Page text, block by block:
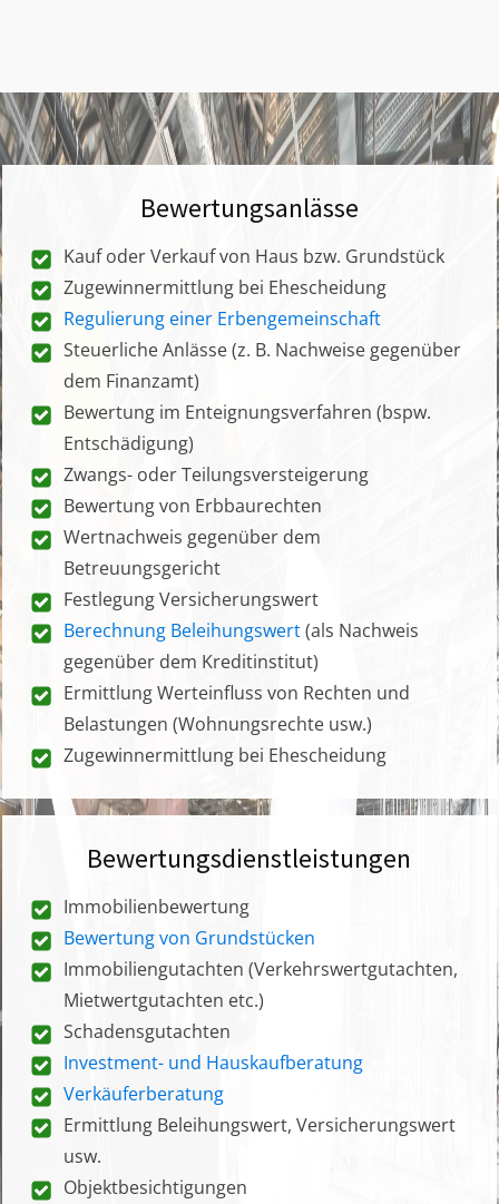
Bewertungsanlässe
Kauf oder Verkauf von Haus bzw. Grundstück
Zugewinnermittlung bei Ehescheidung
Regulierung einer Erbengemeinschaft
Steuerliche Anlässe (z. B. Nachweise gegenüber
dem Finanzamt)
Bewertung im Enteignungsverfahren (bspw.
Entschädigung)
Zwangs- oder Teilungsversteigerung
Bewertung von Erbbaurechten
Wertnachweis gegenüber dem
Betreuungsgericht
Festlegung Versicherungswert
Berechnung Beleihungswert(als Nachweis
gegenüber dem Kreditinstitut)
Ermittlung Werteinfluss von Rechten und
Belastungen (Wohnungsrechte usw.)
Zugewinnermittlung bei Ehescheidung
Bewertungsdienstleistungen
Immobilienbewertung
Bewertung von Grundstücken
Immobiliengutachten (Verkehrswertgutachten,
Mietwertgutachten etc.)
Schadensgutachten
Investment- und Hauskaufberatung
Verkäuferberatung
Ermittlung Beleihungswert, Versicherungswert
usw.
Objektbesichtigungen